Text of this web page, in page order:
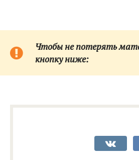
Чтобы не потерять
кнопку ниже: